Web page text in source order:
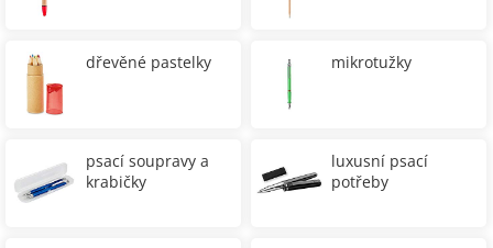
dřevěné pastelky mikrotužky
psací soupravy a
krabičky
luxusní psací
potřeby